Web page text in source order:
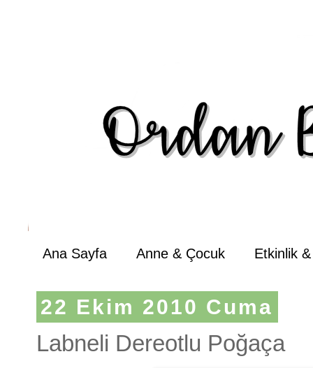
Ana Sayfa Anne & Çocuk Etkinlik
22 Ekim 2010 Cuma
Labneli Dereotlu Poğaça